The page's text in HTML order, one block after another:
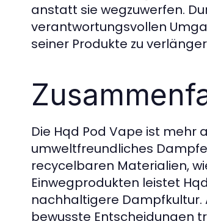
anstatt sie wegzuwerfen.
verantwortungsvollen
seiner Produkte zu
Die Hqd Pod Vape ist mehr
umweltfreundliches
recycelbaren Materialien,
Einwegprodukten leistet
nachhaltigere Dampfkultur.
bewusste Entscheidungen